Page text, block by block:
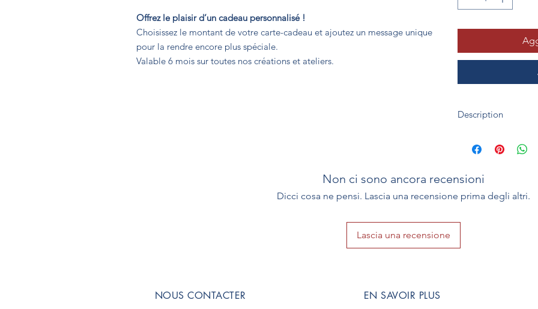
Offrez le plaisir d’un cadeau personnalisé !
Choisissez le montant de votre carte-cadeau et ajoutez un message unique
pour la rendre encore plus spéciale.
Valable 6 mois sur toutes nos créations et ateliers.
Description
Le présent idéal
etc...
Validité :
Coordonnées
Avenue de Verdun,
E-mail :
Non ci sono ancora recensioni
Dicci cosa ne pensi. Lascia una recensione prima degli altri.
Lascia una recensione
NOUS CONTACTER EN SAVOIR PLUS